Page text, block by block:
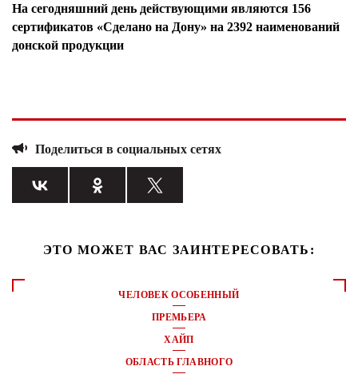
На сегодняшний день действующими являются 156
сертификатов «Сделано на Дону» на 2392 наименований
донской продукции
Поделиться в социальных сетях
ЭТО МОЖЕТ ВАС ЗАИНТЕРЕСОВАТЬ:
ЧЕЛОВЕК ОСОБЕННЫЙ
ПРЕМЬЕРА
ХАЙП
ОБЛАСТЬ ГЛАВНОГО